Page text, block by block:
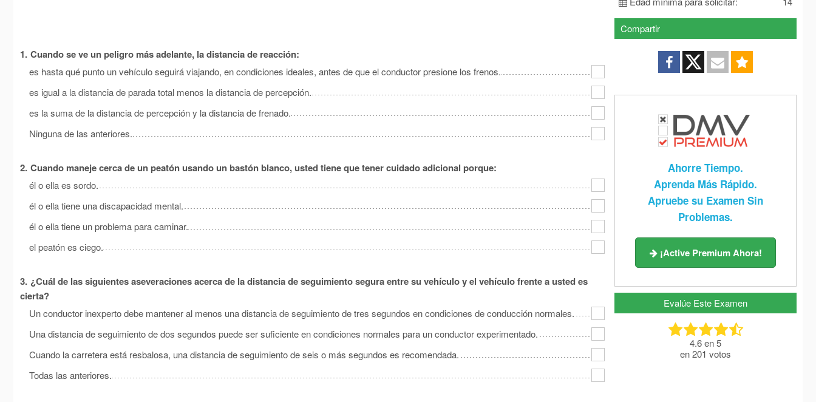
North Dakota
Oregon
Pennsylvania
South Carolina
South Dakota
Wisconsin Wyoming
1. Cuando se ve un peligro más adelante, la distancia de reacción:
es hasta qué punto un vehículo seguirá viajando, en condiciones ideales, antes de que el conductor presione los frenos.
es igual a la distancia de parada total menos la distancia de percepción.
es la suma de la distancia de percepción y la distancia de frenado.
Ninguna de las anteriores.
2. Cuando maneje cerca de un peatón usando un bastón blanco, usted tiene que tener cuidado adicional porque:
él o ella es sordo.
él o ella tiene una discapacidad mental.
él o ella tiene un problema para caminar.
el peatón es ciego.
3. ¿Cuál de las siguientes aseveraciones acerca de la distancia de seguimiento segura entre su vehículo y el vehículo frente a usted es
cierta?
Un conductor inexperto debe mantener al menos una distancia de seguimiento de tres segundos en condiciones de conducción normales.
Una distancia de seguimiento de dos segundos puede ser suficiente en condiciones normales para un conductor experimentado.
Cuando la carretera está resbalosa, una distancia de seguimiento de seis o más segundos es recomendada.
Todas las anteriores.
Compartir
Ahorre Tiempo.
Aprenda Más Rápido.
Apruebe su Examen Sin
Problemas.
¡Active Premium Ahora!
Evalúe Este Examen
4.6en5
en201 votos